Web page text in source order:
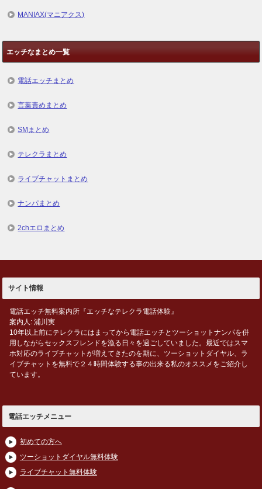
MANIAX(マニアクス)
エッチなまとめ一覧
電話エッチまとめ
言葉責めまとめ
SMまとめ
テレクラまとめ
ライブチャットまとめ
ナンパまとめ
2chエロまとめ
サイト情報
電話エッチ無料案内所『エッチなテレクラ電話体験』
案内人: 浦川実
10年以上前にテレクラにはまってから電話エッチとツーショットナンパを併
用しながらセックスフレンドを漁る日々を過ごしていました。最近ではスマ
ホ対応のライブチャットが増えてきたのを期に、ツーショットダイヤル、ラ
イブチャットを無料で２４時間体験する事の出来る私のオススメをご紹介し
ています。
電話エッチメニュー
初めての方へ
ツーショットダイヤル無料体験
ライブチャット無料体験